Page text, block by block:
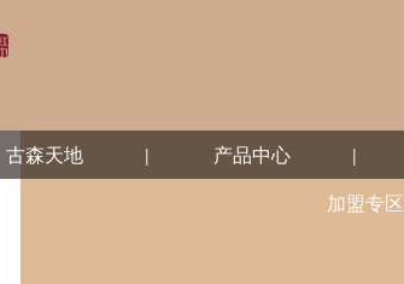
古森天地 产品中心
加盟专区